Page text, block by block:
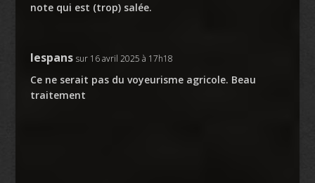
note qui est (trop) salée.
lespans sur 16 avril 2025 à 17h18
Ce ne serait pas du voyeurisme agricole. Beau
traitement